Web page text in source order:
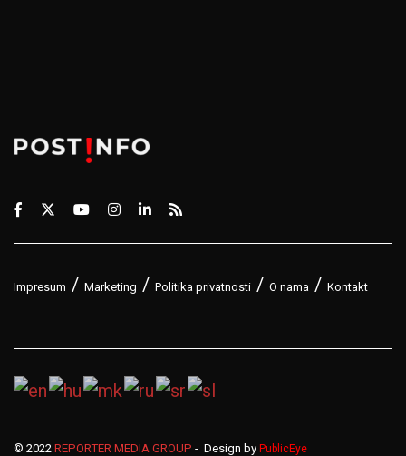
Impresum Marketing Politika privatnosti O nama Kontakt
© 2022 REPORTER MEDIA GROUP - Design by PublicEye